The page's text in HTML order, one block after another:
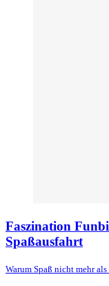
Faszination
Spaßausfahrt
Warum Spaß nicht mehr